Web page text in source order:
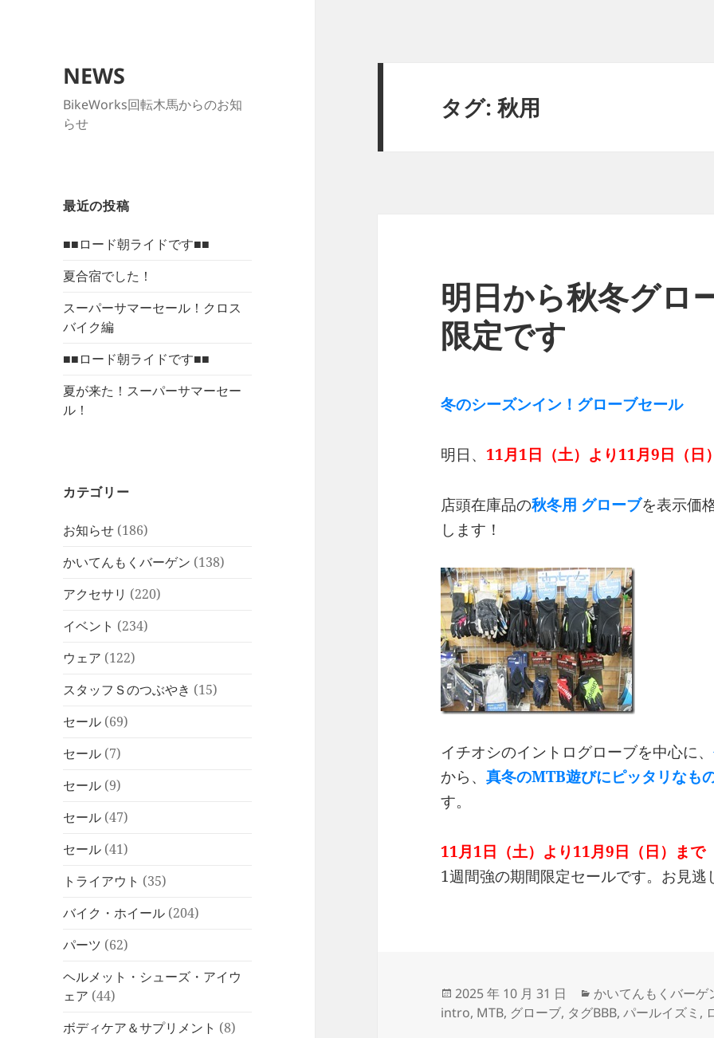
NEWS
BikeWorks回転木馬からのお知
らせ
最近の投稿
■■ロード朝ライドです■■
夏合宿でした！
スーパーサマーセール！クロス
バイク編
■■ロード朝ライドです■■
夏が来た！スーパーサマーセー
ル！
カテゴリー
お知らせ (186)
かいてんもくバーゲン (138)
アクセサリ (220)
イベント (234)
ウェア (122)
スタッフＳのつぶやき (15)
セール (69)
セール (7)
セール (9)
セール (47)
セール (41)
トライアウト (35)
バイク・ホイール (204)
パーツ (62)
ヘルメット・シューズ・アイウ
ェア (44)
ボディケア＆サプリメント (8)
タグ:秋用
明日から秋冬グロ
限定です
冬のシーズンイン！グローブセール
明日、 11月1日（土）より11月9日（日
店頭在庫品の秋冬用 グローブを表示価
します！
イチオシのイントログローブを中心に、
から、真冬のMTB遊びにピッタリなも
す。
11月1日（土）より11月9日（日）まで
1週間強の期間限定セールです。お見逃
投
稿
2025 年 10 月 31 日
カ
テ
かいてんもくバーゲ
intro, MTB, グローブ, タグBBB,パールイズミ ,